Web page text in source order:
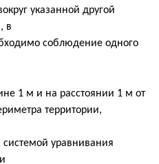
указанной другой
в
соблюдение одного
1 м и на расстоянии 1 м от
территории,
системой уравнивания